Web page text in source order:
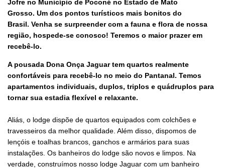
Jofre no Município de Poconé no Estado de Mato
Grosso. Um dos pontos turísticos mais bonitos do
Brasil. Venha se surpreender com a fauna e flora de nossa
região, hospede-se conosco! Teremos o maior prazer em
recebê-lo.
A pousada Dona Onça Jaguar tem quartos realmente
confortáveis para recebê-lo no meio do Pantanal. Temos
apartamentos individuais, duplos, triplos e quádruplos para
tornar sua estadia flexível e relaxante.
Aliás, o lodge dispõe de quartos equipados com colchões e
travesseiros da melhor qualidade. Além disso, dispomos de
lençóis e toalhas brancos, ganchos e armários para suas
instalações. Os banheiros do lodge são novos e limpos. Na
verdade, construímos nosso lodge Jaguar com um banheiro